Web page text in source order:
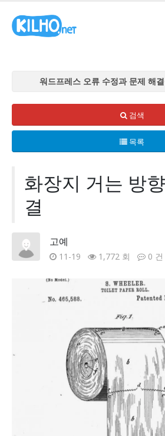
워드프레스 오류 수정과 문제 해
워드프레스 오류 수정과 문제 해
워드프레스 오류 수정과 문제 해
워드프레스 오류 수정과 문제 해
검색
목록
화장지 거는 방
결
고예
11-19 1,772 회 0 건